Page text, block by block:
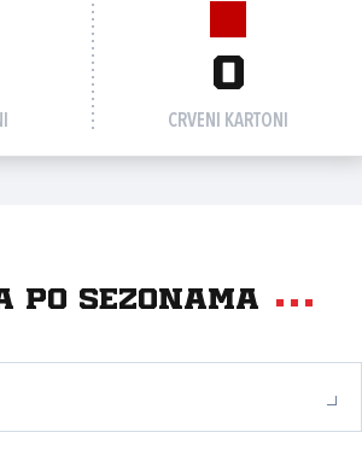
0
CRVENI KARTONI
sezonama